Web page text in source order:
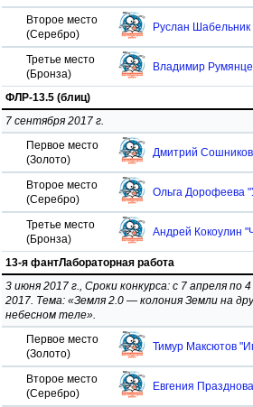
Второе место
(Серебро)
Руслан
Третье место
(Бронза)
Владимир
ФЛР-13.5 (блиц)
7 сентября 2017 г.
Первое место
(Золото)
Дмитрий
Второе место
(Серебро)
Ольга Дорофеева
Третье место
(Бронза)
Андрей Кокоулин
13-я фантЛабораторная работа
3 июня 2017 г., Сроки конкурса: с 7 апреля по
2017. Тема: «Земля 2.0 — колония Земли на
небесном теле».
Первое место
(Золото)
Тимур Максютов
Второе место
(Серебро)
Евгения